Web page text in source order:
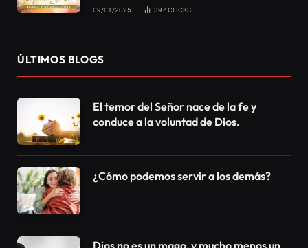
09/01/2025 397 CLICKS
ÚLTIMOS BLOGS
El temor del Señor nace de la fe y
conduce a la voluntad de Dios.
¿Cómo podemos servir a los demás?